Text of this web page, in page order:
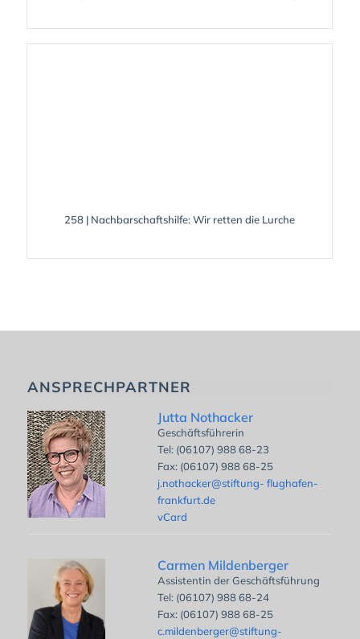
258 | Nachbarschaftshilfe: Wir retten die Lurche
ANSPRECHPARTNER
Jutta Nothacker
Geschäftsführerin
Tel: (06107) 988 68-23
Fax: (06107) 988 68-25
j.nothacker@stiftung- flughafen-
frankfurt.de
vCard
Carmen Mildenberger
Assistentin der Geschäftsführung
Tel: (06107) 988 68-24
Fax: (06107) 988 68-25
c.mildenberger@stiftung-